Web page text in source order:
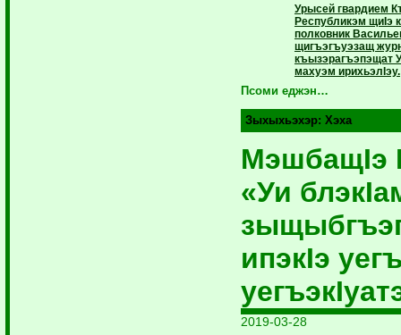
Урысей гвардием
Республикэм щиIэ
полковник
щигъэгъуэзащ
къызэрагъэпэщат
махуэм ирихьэлIэу.
Псоми еджэн…
Зыхыхьэхэр: Хэха
МэшбащIэ
«Уи
ипэкIэ
2019-03-28